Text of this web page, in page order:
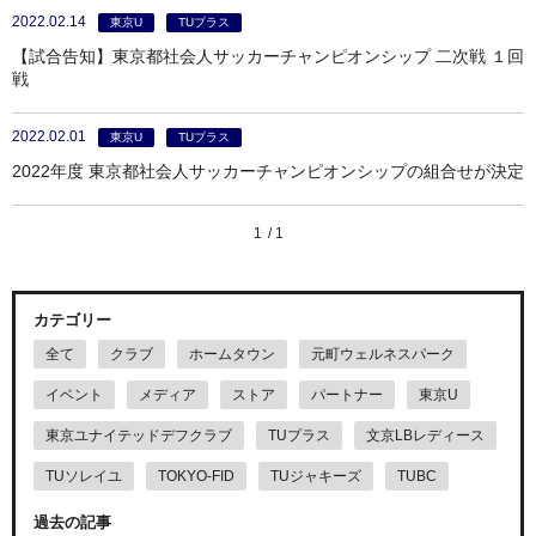
2022.02.14 東京U TUプラス
【試合告知】東京都社会人サッカーチャンピオンシップ 二次戦 １回
戦
2022.02.01 東京U TUプラス
2022年度 東京都社会人サッカーチャンピオンシップの組合せが決定
1 1
カテゴリー
全て クラブ ホームタウン 元町ウェルネスパーク
イベント メディア ストア パートナー 東京U
東京ユナイテッドデフクラブ TUプラス 文京LBレディース
TUソレイユ TOKYO-FID TUジャキーズ TUBC
過去の記事